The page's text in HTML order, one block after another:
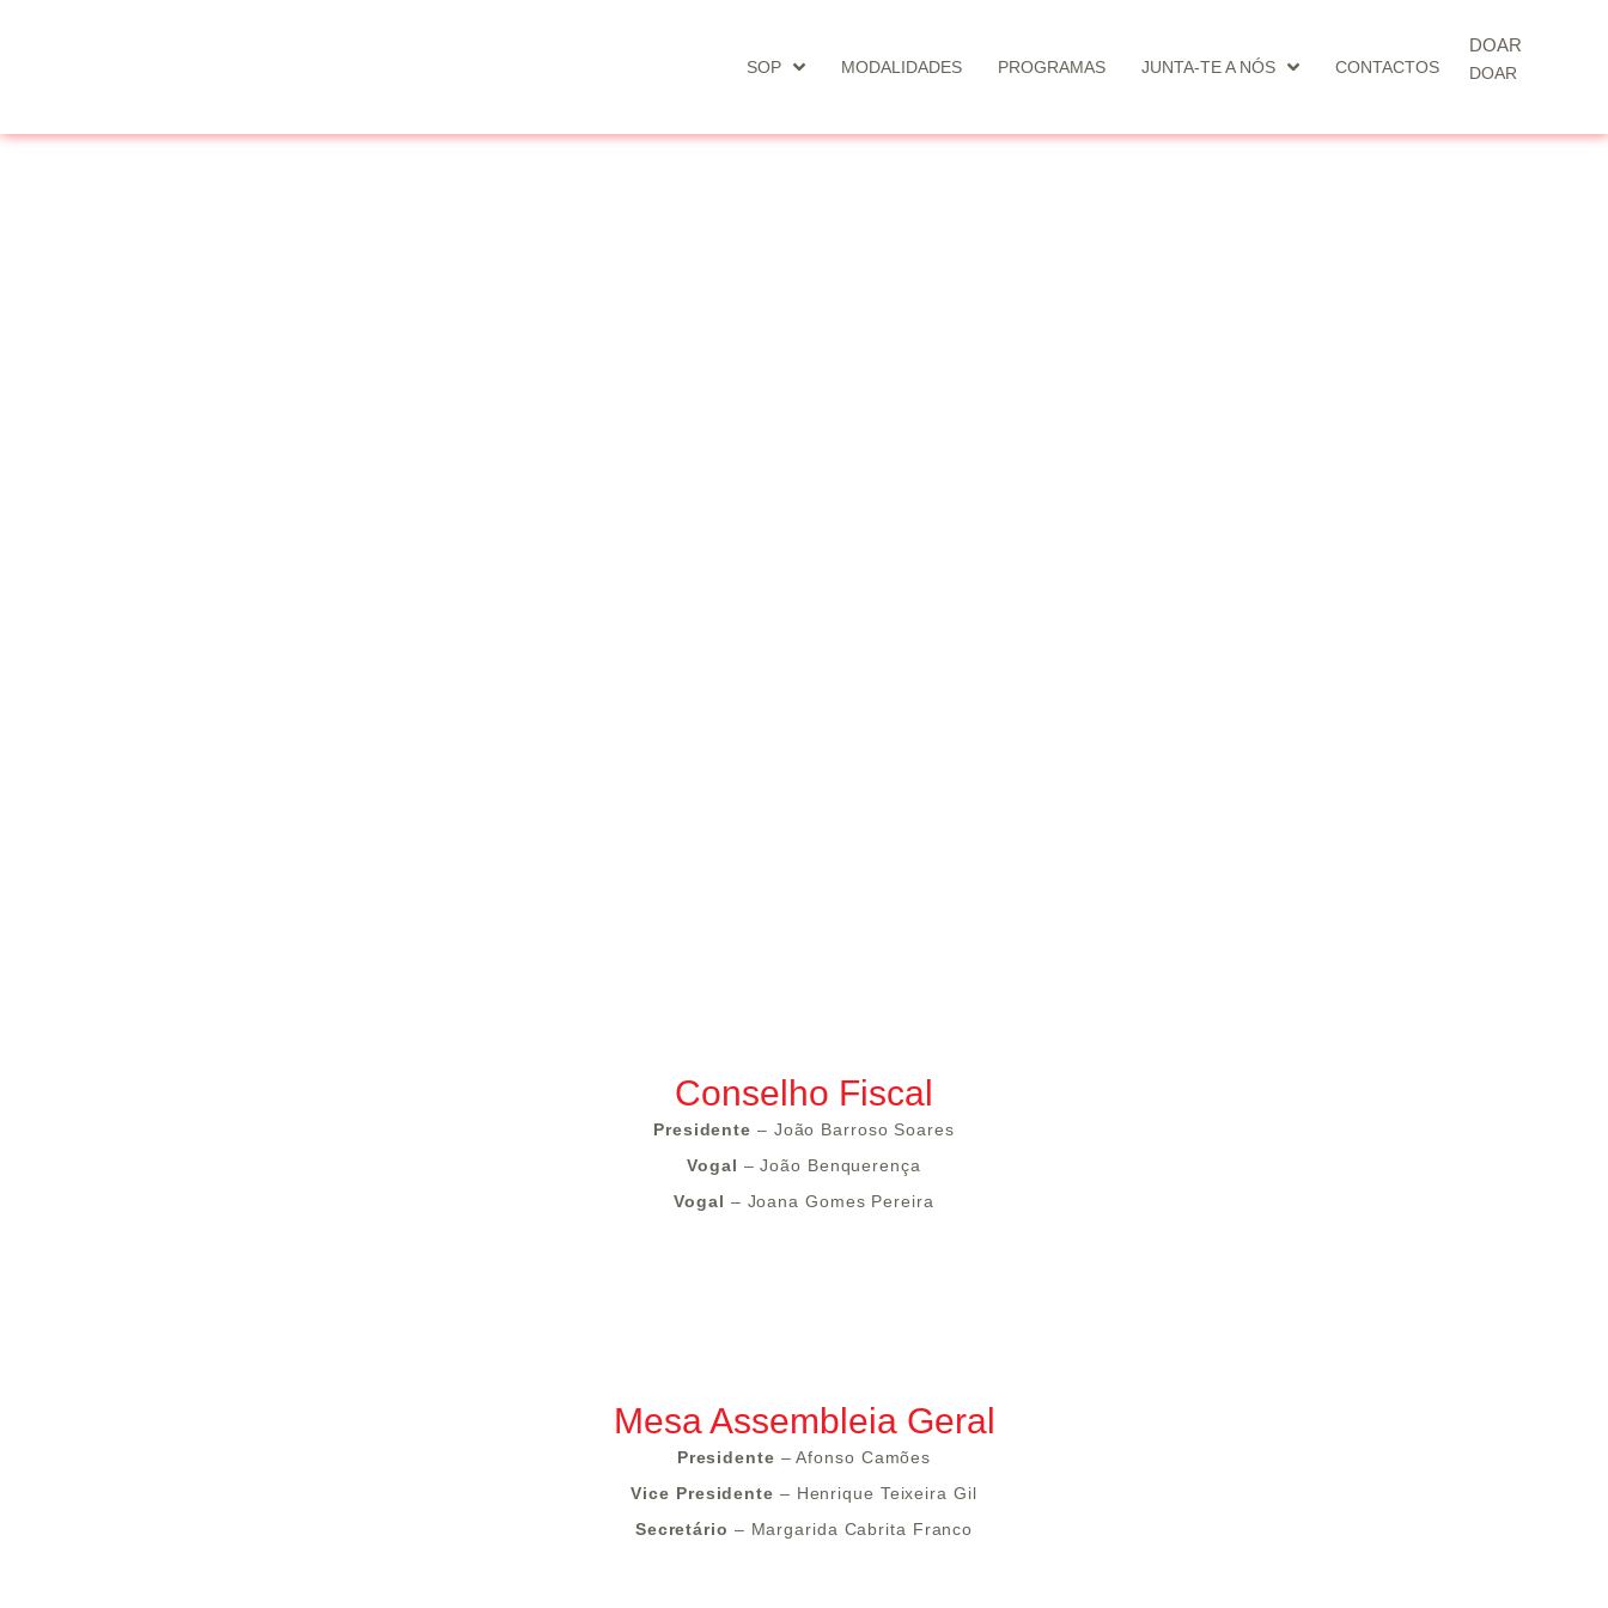
SOP MODALIDADES PROGRAMAS JUNTA-TE A NÓS CONTACTOS
DOAR
DOAR
Conselho Fiscal
Presidente – João Barroso Soares
Vogal – João Benquerença
Vogal – Joana Gomes Pereira
Mesa Assembleia Geral
Presidente – Afonso Camões
Vice Presidente – Henrique Teixeira Gil
Secretário – Margarida Cabrita Franco